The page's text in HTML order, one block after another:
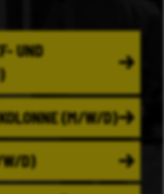
UND
(M/W/D)
W/D)